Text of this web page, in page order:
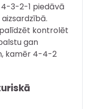
3-2-1 piedāvā
kontrolēt
gan
kamēr 4-4-2